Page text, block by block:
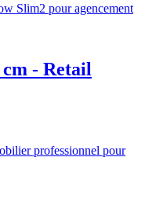
- Retail